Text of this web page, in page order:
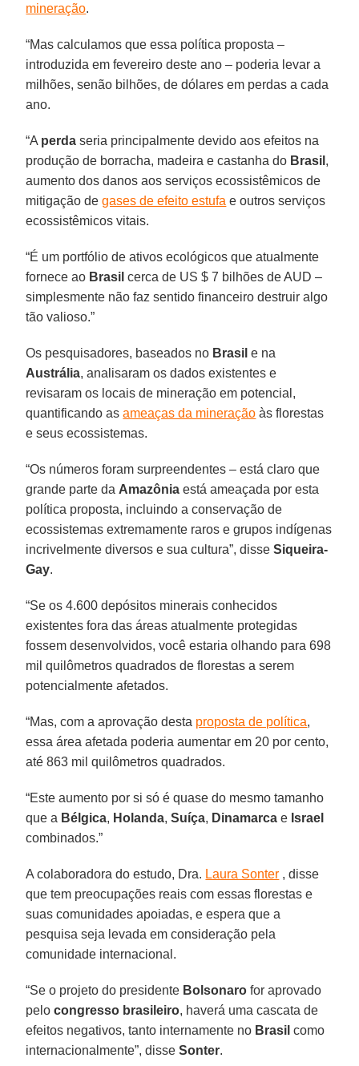
mineração.
“Mas calculamos que essa política proposta –
introduzida em fevereiro deste ano – poderia levar a
milhões, senão bilhões, de dólares em perdas a cada
ano.
“A perda seria principalmente devido aos efeitos na
produção de borracha, madeira e castanha do Brasil ,
aumento dos danos aos serviços ecossistêmicos de
mitigação degases de efeito estufa e outros serviços
ecossistêmicos vitais.
“É um portfólio de ativos ecológicos que atualmente
fornece ao Brasil cerca de US $ 7 bilhões de AUD –
simplesmente não faz sentido financeiro destruir algo
tão valioso.”
Os pesquisadores, baseados no Brasil e na
Austrália, analisaram os dados existentes e
revisaram os locais de mineração em potencial,
quantificando asameaças da mineração às florestas
e seus ecossistemas.
“Os números foram surpreendentes – está claro que
grande parte da Amazônia está ameaçada por esta
política proposta, incluindo a conservação de
ecossistemas extremamente raros e grupos indígenas
incrivelmente diversos e sua cultura”, disseSiqueira-
Gay.
“Se os 4.600 depósitos minerais conhecidos
existentes fora das áreas atualmente protegidas
fossem desenvolvidos, você estaria olhando para 698
mil quilômetros quadrados de florestas a serem
potencialmente afetados.
“Mas, com a aprovação desta proposta de política,
essa área afetada poderia aumentar em 20 por cento,
até 863 mil quilômetros quadrados.
“Este aumento por si só é quase do mesmo tamanho
que a Bélgica, Holanda,Suíça, Dinamarca e Israel
combinados.”
A colaboradora do estudo, Dra. Laura Sonter , disse
que tem preocupações reais com essas florestas e
suas comunidades apoiadas, e espera que a
pesquisa seja levada em consideração pela
comunidade internacional.
“Se o projeto do presidente Bolsonaro for aprovado
pelocongresso brasileiro, haverá uma cascata de
efeitos negativos, tanto internamente no Brasil como
internacionalmente”, disseSonter.